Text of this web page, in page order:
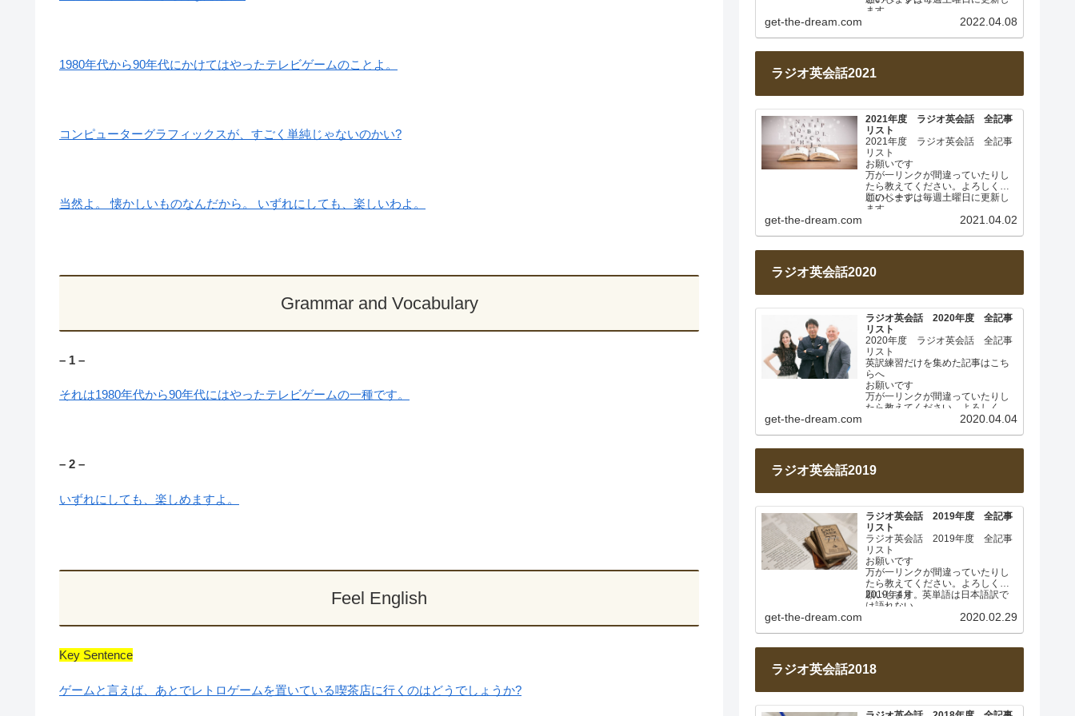
1980年代から90年代にかけてはやったテレビゲームのことよ。
コンピューターグラフィックスが、すごく単純じゃないのかい?
当然よ。 懐かしいものなんだから。 いずれにしても、楽しいわよ。
Grammar and Vocabulary
– 1 –
それは1980年代から90年代にはやったテレビゲームの一種です。
– 2 –
いずれにしても、楽しめますよ。
Feel English
Key Sentence
ゲームと言えば、あとでレトロゲームを置いている喫茶店に行くのはどうでしょうか?
ます。
2022年4月 基本動詞① 日…
get-the-dream.com 2022.04.08
ラジオ英会話2021
2021年度 ラジオ英会話 全記事
リスト
2021年度 ラジオ英会話 全記事
リスト
お願いです
万が一リンクが間違っていたりし
たら教えてください。よろしくお
願いします。
このページは毎週土曜日に更新し
ます。
2021年4月 なぜ日本人は英…
get-the-dream.com 2021.04.02
ラジオ英会話2020
ラジオ英会話 2020年度 全記事
リスト
2020年度 ラジオ英会話 全記事
リスト
英訳練習だけを集めた記事はこち
らへ
お願いです
万が一リンクが間違っていたりし
たら教えてください。よろしくお
このページは毎週土曜日に更新し
get-the-dream.com 2020.04.04
ラジオ英会話2019
ラジオ英会話 2019年度 全記事
リスト
ラジオ英会話 2019年度 全記事
リスト
お願いです
万が一リンクが間違っていたりし
たら教えてください。よろしくお
願いします。
2019年4月 英単語は日本語訳で
は語れない
get-the-dream.com 2020.02.29
ラジオ英会話2018